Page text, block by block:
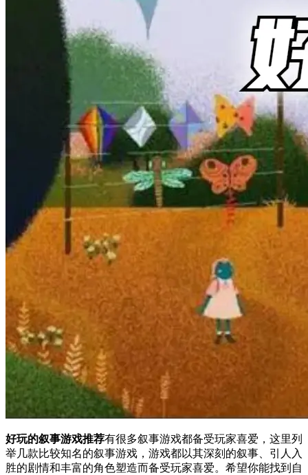
好玩的叙事游戏推荐有很多叙事游戏都备受玩家喜爱，这里列
举几款比较知名的叙事游戏，游戏都以其深刻的叙事、引人入
胜的剧情和丰富的角色塑造而备受玩家喜爱。希望你能找到自